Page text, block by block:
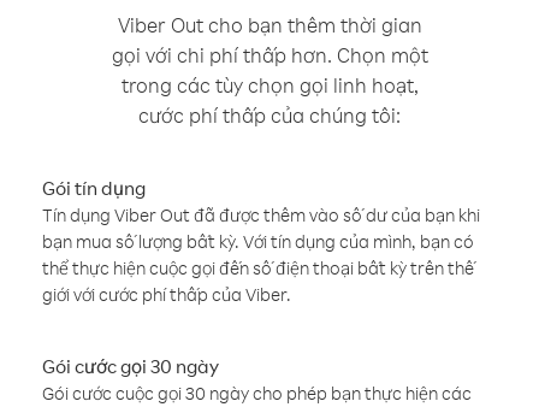
Viber Out cho bạn thêm thời gian
gọi với chi phí thấp hơn. Chọn một
trong các tùy chọn gọi linh hoạt,
cước phí thấp của chúng tôi:
Gói tín dụng
Tín dụng Viber Out đã được thêm vào số dư của bạn khi
bạn mua số lượng bất kỳ. Với tín dụng của mình, bạn có
thể thực hiện cuộc gọi đến số điện thoại bất kỳ trên thế
giới với cước phí thấp của Viber.
Gói cước gọi 30 ngày
Gói cước cuộc gọi 30 ngày cho phép bạn thực hiện các